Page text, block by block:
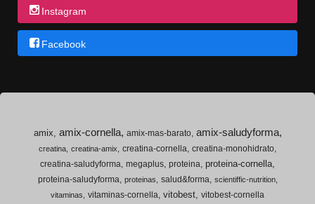
Instagram
Facebook
amix amix-cornella amix-mas-barato amix-saludyforma
creatina creatina-amix creatina-cornella creatina-monohidrato
creatina-saludyforma megaplus proteina proteina-cornella
proteina-saludyforma proteinas salud&forma
scientiffic-nutrition
vitaminas
vitaminas-cornella vitobest vitobest-cornella